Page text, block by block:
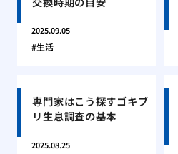
2025.09.05
生活
専門家はこう探すゴキブ
リ生息調査の基本
2025.08.25